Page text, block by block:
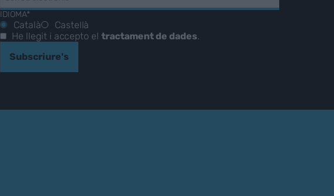
IDIOMA*
Català
Castellà
He llegit i accepto el tractament de dades.
Subscriure's